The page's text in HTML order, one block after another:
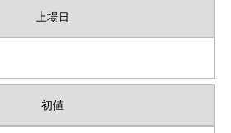
上場日
初値